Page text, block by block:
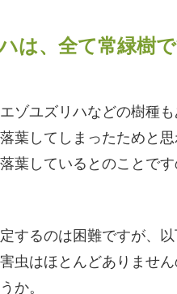
は、全て常緑樹で
ゾユズリハなどの樹種
葉してしまったためと思
葉しているとのことで
するのは困難ですが、以
虫はほとんどありませ
か。